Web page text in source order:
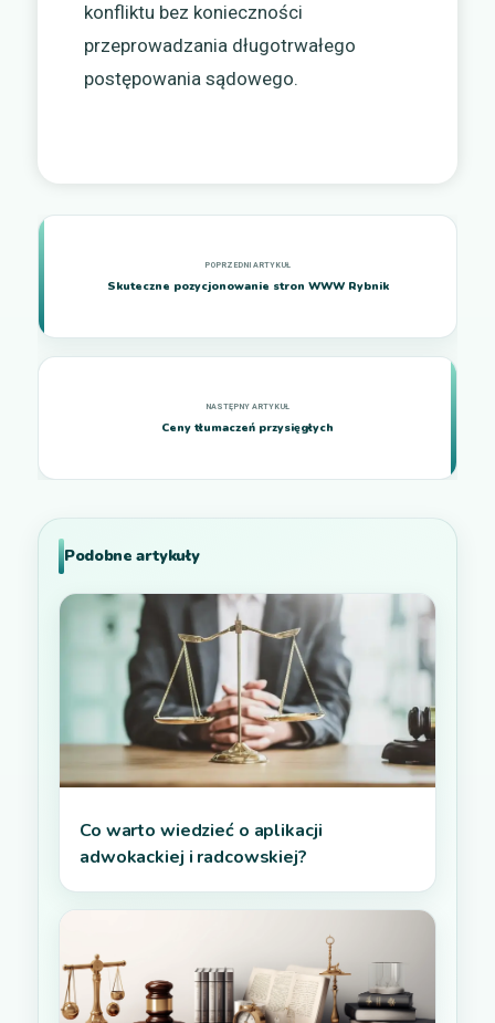
konfliktu bez konieczności
przeprowadzania długotrwałego
postępowania sądowego.
Skuteczne pozycjonowanie stron WWW Rybnik
Ceny tłumaczeń przysięgłych
Podobne artykuły
Co warto wiedzieć o aplikacji
adwokackiej i radcowskiej?